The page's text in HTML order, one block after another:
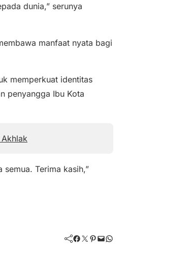
dunia,” serunya
manfaat nyata bagi
memperkuat identitas
penyangga Ibu Kota
Terima kasih,”
Facebook Twitter Pinterest Mail WhatsApp